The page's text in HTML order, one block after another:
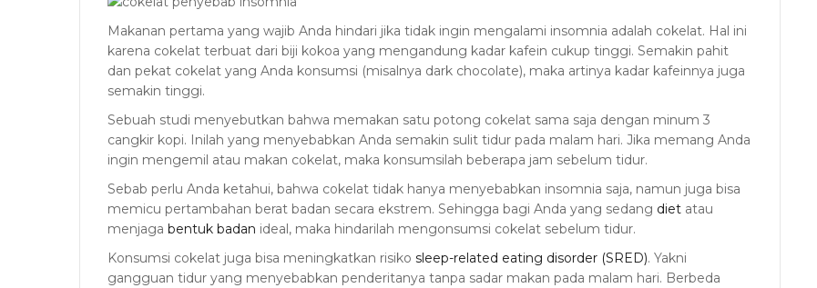
Makanan pertama yang wajib Anda hindari jika tidak ingin mengalami insomnia adalah cokelat. Hal ini
karena cokelat terbuat dari biji kokoa yang mengandung kadar kafein cukup tinggi. Semakin pahit
dan pekat cokelat yang Anda konsumsi (misalnya dark chocolate), maka artinya kadar kafeinnya juga
semakin tinggi.
Sebuah studi menyebutkan bahwa memakan satu potong cokelat sama saja dengan minum 3
cangkir kopi. Inilah yang menyebabkan Anda semakin sulit tidur pada malam hari. Jika memang Anda
ingin mengemil atau makan cokelat, maka konsumsilah beberapa jam sebelum tidur.
Sebab perlu Anda ketahui, bahwa cokelat tidak hanya menyebabkan insomnia saja, namun juga bisa
memicu pertambahan berat badan secara ekstrem. Sehingga bagi Anda yang sedang diet atau
menjaga bentuk badan ideal, maka hindarilah mengonsumsi cokelat sebelum tidur.
Konsumsi cokelat juga bisa meningkatkan risiko sleep-related eating disorder (SRED). Yakni
gangguan tidur yang menyebabkan penderitanya tanpa sadar makan pada malam hari. Berbeda